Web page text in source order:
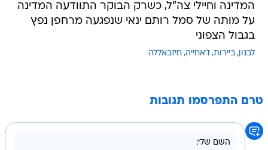
המדינה וחיילי צה"ל, כשרק הבוקר התוודעה המדינה
על מותה של סמל רותם ינאי שנפגעה מרחפן נפץ
בגבול הצפוני
לבנון ביירות דאחייה חיזבאללה
טרם התפרסמו תגובות